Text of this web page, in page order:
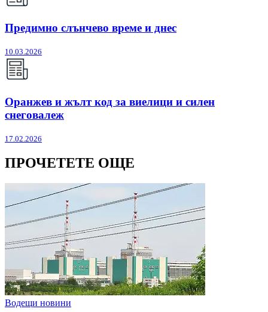
Предимно слънчево време и днес
10.03.2026
Оранжев и жълт код за виелици и силен
снеговалеж
17.02.2026
ПРОЧЕТЕТЕ ОЩЕ
Водещи новини